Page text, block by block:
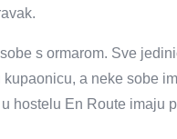
s ormarom. Sve
a neke sobe
hostelu En Route imaju